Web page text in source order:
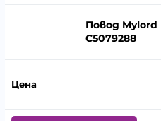
Повод Mylord
C5079288